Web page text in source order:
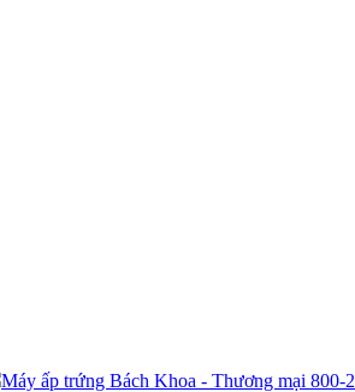
Máy ấp trứng Bách Khoa - Thương mại 800-